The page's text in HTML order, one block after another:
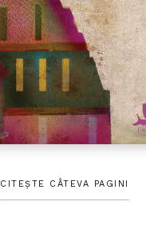
CITEȘTE CÂTEVA PAGINI